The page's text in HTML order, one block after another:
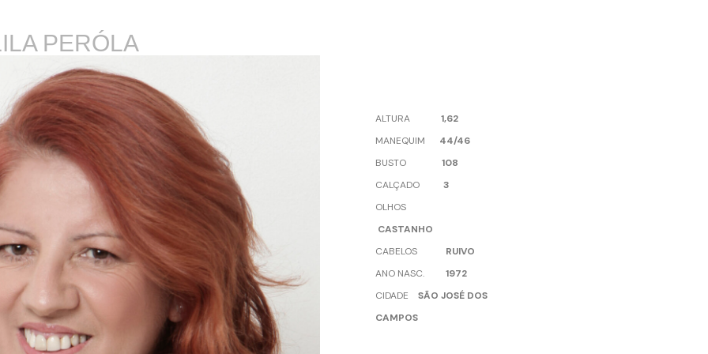
PERÓLA
ALTURA 1,62
MANEQUIM 44/46
BUSTO 108
CALÇADO 3
OLHOS
CASTANHO
CABELOS
RUIVO
ANO NASC. 1972
CIDADE SÃO JOSÉ DOS
CAMPOS